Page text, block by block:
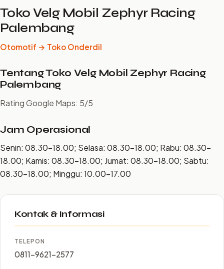
Toko Velg Mobil Zephyr Racing
Palembang
Otomotif → Toko Onderdil
Tentang Toko Velg Mobil Zephyr Racing
Palembang
Rating Google Maps: 5/5
Jam Operasional
Senin: 08.30–18.00; Selasa: 08.30–18.00; Rabu: 08.30–
18.00; Kamis: 08.30–18.00; Jumat: 08.30–18.00; Sabtu:
08.30–18.00; Minggu: 10.00–17.00
Kontak & Informasi
TELEPON
0811-9621-2577